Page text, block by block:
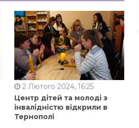
2 Лютого 2024, 16:25
Центр дітей та молоді з
інвалідністю відкрили в
Тернополі